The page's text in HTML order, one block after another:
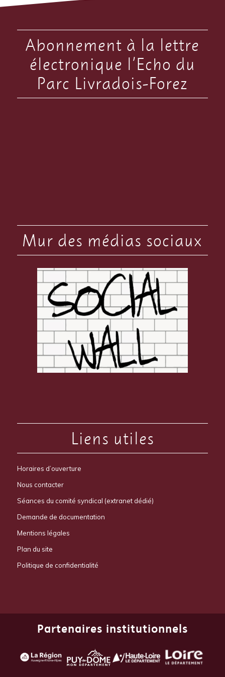
Abonnement à la lettre
électronique l’Echo du
Parc Livradois-Forez
Mur des médias sociaux
Liens utiles
Horaires d’ouverture
Nous contacter
Séances du comité syndical (extranet dédié)
Demande de documentation
Mentions légales
Plan du site
Politique de confidentialité
Partenaires institutionnels